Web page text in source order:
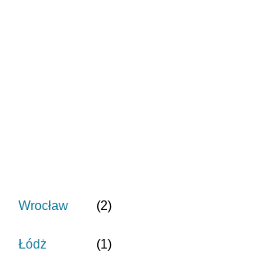
Wrocław (2)
Łódż (1)